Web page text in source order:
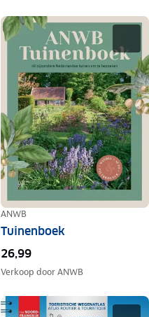
ANWB
Tuinenboek
26,99
Verkoop doorANWB